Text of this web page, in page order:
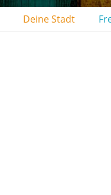
Deine Stadt